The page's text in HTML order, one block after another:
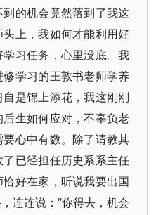
的机会竟然落到了我这
上，我如何才能利用好
习任务，心里没底。我
学习的王敦书老师学养
是锦上添花，我这刚刚
生如何应对，不辜负老
心中有数。除了请教其
已经担任历史系系主任
好在家，听说我要出国
连连说：“你得去，机会